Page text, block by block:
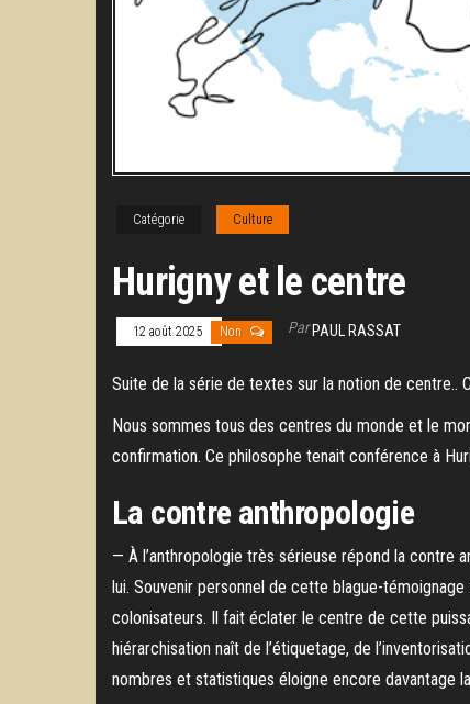
Catégorie Culture
Hurigny et le centre
12 août 2025 Non ParPAUL RASSAT
Suite de la série de textes sur la notion de centre..
Nous sommes tous des centres du monde et le
confirmation. Ce philosophe tenait conférence à
La contre anthropologie
— À l’anthropologie très sérieuse répond la contre
lui. Souvenir personnel de cette blague-
colonisateurs. Il fait éclater le centre de cette
hiérarchisation naît de l’étiquetage, de
nombres et statistiques éloigne encore davantage